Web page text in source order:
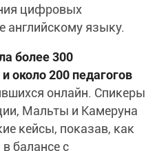
цифровых
английскому языку.
более 300
около 200 педагогов
онлайн. Спикеры
Мальты и Камеруна
кейсы, показав, как
балансе с